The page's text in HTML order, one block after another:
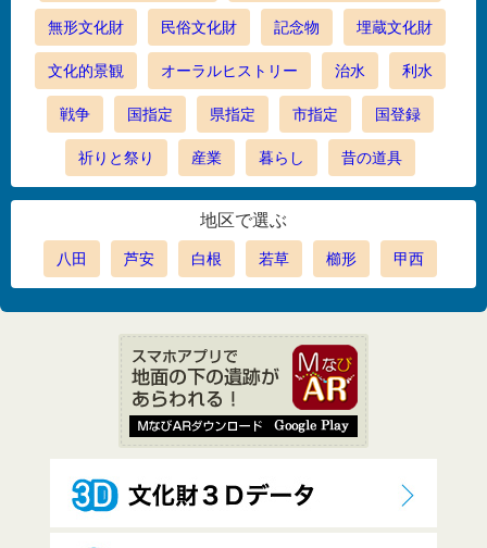
無形文化財 民俗文化財 記念物 埋蔵文化財
文化的景観 オーラルヒストリー 治水 利水
戦争 国指定 県指定 市指定 国登録
祈りと祭り 産業 暮らし 昔の道具
地区で選ぶ
八田 芦安 白根 若草 櫛形 甲西